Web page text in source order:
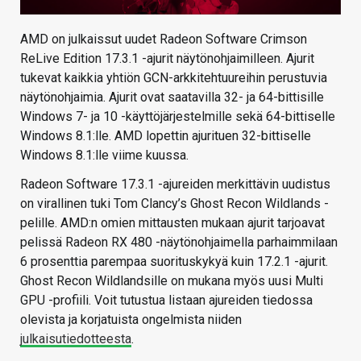
AMD on julkaissut uudet Radeon Software Crimson
ReLive Edition 17.3.1 -ajurit näytönohjaimilleen. Ajurit
tukevat kaikkia yhtiön GCN-arkkitehtuureihin perustuvia
näytönohjaimia. Ajurit ovat saatavilla 32- ja 64-bittisille
Windows 7- ja 10 -käyttöjärjestelmille sekä 64-bittiselle
Windows 8.1:lle. AMD lopettin ajurituen 32-bittiselle
Windows 8.1:lle viime kuussa.
Radeon Software 17.3.1 -ajureiden merkittävin uudistus
on virallinen tuki Tom Clancy’s Ghost Recon Wildlands -
pelille. AMD:n omien mittausten mukaan ajurit tarjoavat
pelissä Radeon RX 480 -näytönohjaimella parhaimmilaan
6 prosenttia parempaa suorituskykyä kuin 17.2.1 -ajurit.
Ghost Recon Wildlandsille on mukana myös uusi Multi
GPU -profiili. Voit tutustua listaan ajureiden tiedossa
olevista ja korjatuista ongelmista niiden
julkaisutiedotteesta.